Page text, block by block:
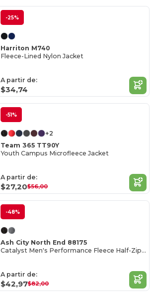
-25%
Harriton M740
Fleece-Lined Nylon Jacket
A partir de:
$34,74
-51%
+2
Team 365 TT90Y
Youth Campus Microfleece Jacket
A partir de:
$27,20$56,00
-48%
Ash City North End 88175
Catalyst Men's Performance Fleece Half-Zip Top
A partir de:
$42,97$82,00